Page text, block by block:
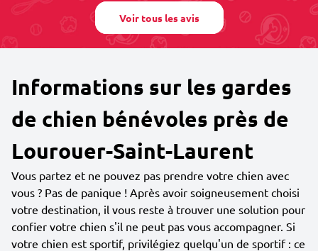
Voir tous les avis
Informations sur les gardes
de chien bénévoles près de
Lourouer-Saint-Laurent
Vous partez et ne pouvez pas prendre votre chien avec
vous ? Pas de panique ! Après avoir soigneusement choisi
votre destination, il vous reste à trouver une solution pour
confier votre chien s'il ne peut pas vous accompagner. Si
votre chien est sportif, privilégiez quelqu'un de sportif : ce